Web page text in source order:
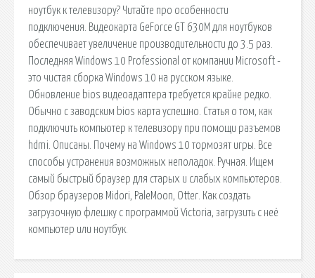
ноутбук к телевизору? Читайте про особенности
подключения. Видеокарта GeForce GT 630M для ноутбуков
обеспечивает увеличение производительности до 3.5 раз.
Последняя Windows 10 Professional от компании Microsoft -
это чистая сборка Windows 10 на русском языке.
Обновление bios видеоадаптера требуется крайне редко.
Обычно с заводским bios карта успешно. Статья о том, как
подключить компьютер к телевизору при помощи разъемов
hdmi. Описаны. Почему на Windows 10 тормозят игры. Все
способы устранения возможных неполадок. Ручная. Ищем
самый быстрый браузер для старых и слабых компьютеров.
Обзор браузеров Midori, PaleMoon, Otter. Как создать
загрузочную флешку с программой Victoria, загрузить с неё
компьютер или ноутбук.